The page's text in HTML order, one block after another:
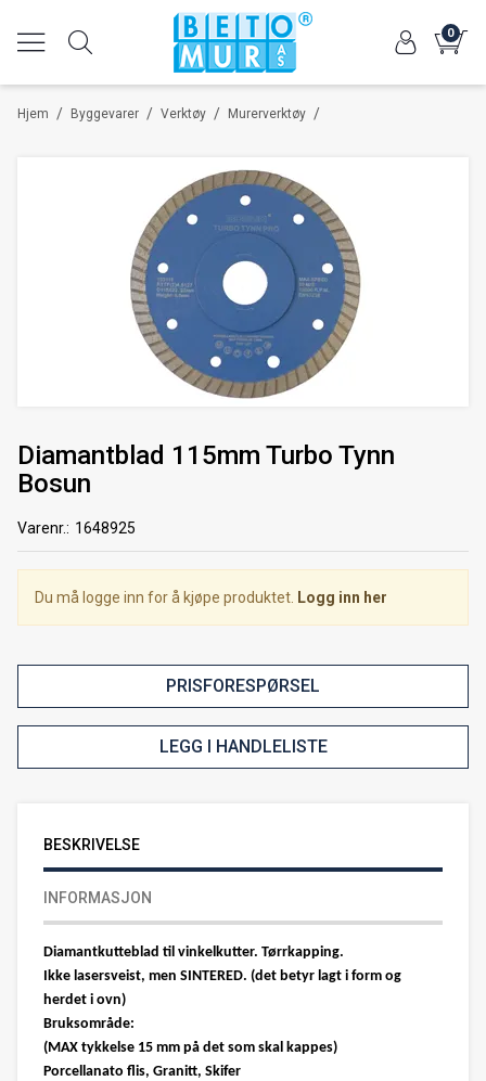
0
/
Hjem /
Byggevarer /
Verktøy /
Murerverktøy
Diamantblad 115mm Turbo Tynn
Bosun
Varenr.: 1648925
Du må logge inn for å kjøpe produktet. Logg inn her
PRISFORESPØRSEL
LEGG I HANDLELISTE
BESKRIVELSE
INFORMASJON
Diamantkutteblad til vinkelkutter. Tørrkapping.
Ikke lasersveist, men SINTERED. (det betyr lagt i form og
herdet i ovn)
Bruksområde:
(MAX tykkelse 15 mm på det som skal kappes)
Porcellanato flis, Granitt, Skifer